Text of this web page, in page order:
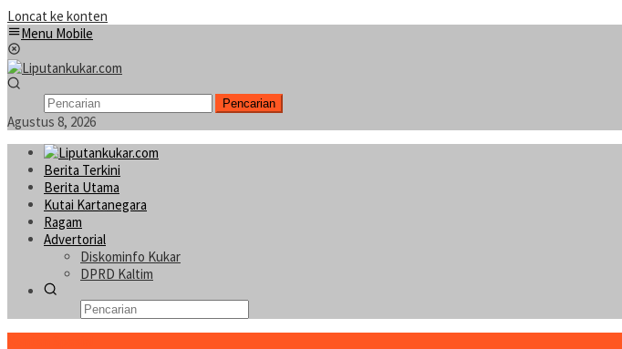
Loncat ke konten
Menu Mobile
Pencarian
Agustus 8, 2026
Berita Terkini
Berita Utama
Kutai Kartanegara
Ragam
Advertorial
Diskominfo Kukar
DPRD Kaltim